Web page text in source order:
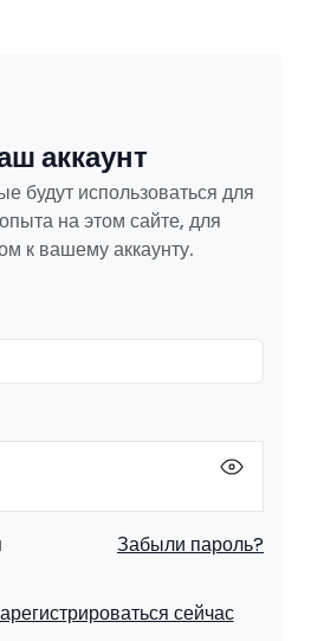
аккаунт
будут использоваться для
на этом сайте, для
к вашему аккаунту.
Забыли пароль?
сейчас